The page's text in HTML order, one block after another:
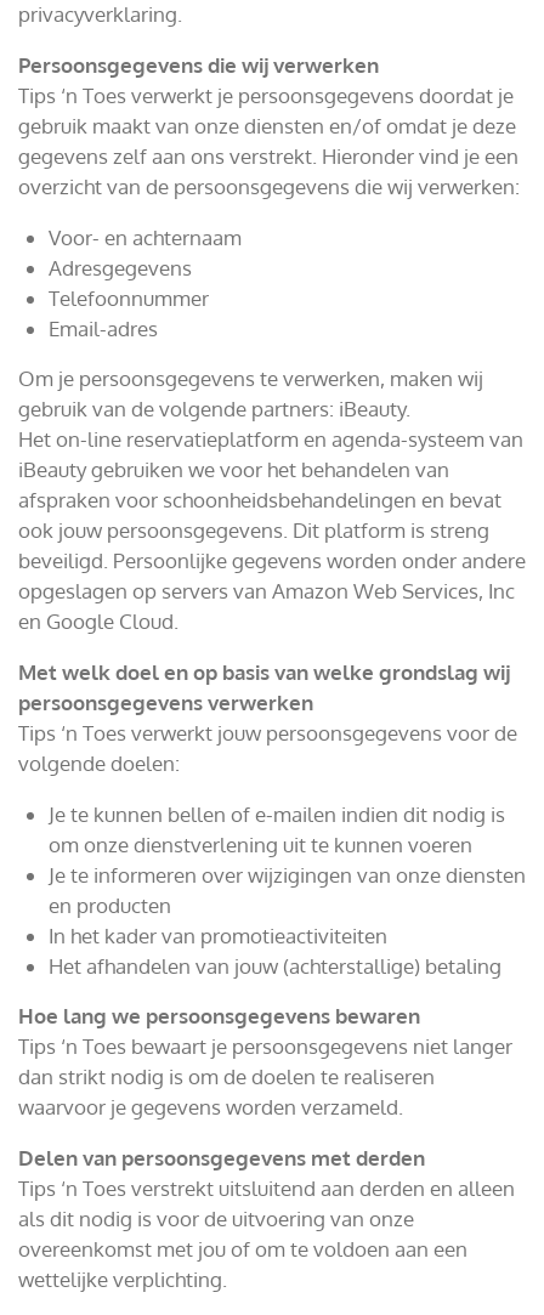
privacyverklaring.
Persoonsgegevens die wij verwerken
Tips ‘n Toes verwerkt je persoonsgegevens doordat je
gebruik maakt van onze diensten en/of omdat je deze
gegevens zelf aan ons verstrekt. Hieronder vind je een
overzicht van de persoonsgegevens die wij verwerken:
Voor- en achternaam
Adresgegevens
Telefoonnummer
Email-adres
Om je persoonsgegevens te verwerken, maken wij
gebruik van de volgende partners: iBeauty.
Het on-line reservatieplatform en agenda-systeem van
iBeauty gebruiken we voor het behandelen van
afspraken voor schoonheidsbehandelingen en bevat
ook jouw persoonsgegevens. Dit platform is streng
beveiligd. Persoonlijke gegevens worden onder andere
opgeslagen op servers van Amazon Web Services, Inc
en Google Cloud.
Met welk doel en op basis van welke grondslag wij
persoonsgegevens verwerken
Tips ‘n Toes verwerkt jouw persoonsgegevens voor de
volgende doelen:
Je te kunnen bellen of e-mailen indien dit nodig is
om onze dienstverlening uit te kunnen voeren
Je te informeren over wijzigingen van onze diensten
en producten
In het kader van promotieactiviteiten
Het afhandelen van jouw (achterstallige) betaling
Hoe lang we persoonsgegevens bewaren
Tips ‘n Toes bewaart je persoonsgegevens niet langer
dan strikt nodig is om de doelen te realiseren
waarvoor je gegevens worden verzameld.
Delen van persoonsgegevens met derden
Tips ‘n Toes verstrekt uitsluitend aan derden en alleen
als dit nodig is voor de uitvoering van onze
overeenkomst met jou of om te voldoen aan een
wettelijke verplichting.